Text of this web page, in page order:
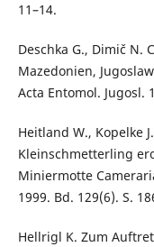
11–14.
Deschka G., Dimič N.
Mazedonien,
Acta Entomol. Jugosl.
Heitland W., Kopelke
Kleinschmetterling
Miniermotte
1999. Bd. 129(6). S.
Hellrigl K. Zum